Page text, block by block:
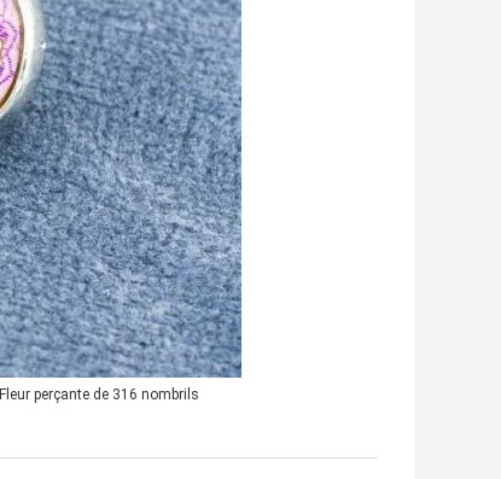
Fleur perçante de 316 nombrils